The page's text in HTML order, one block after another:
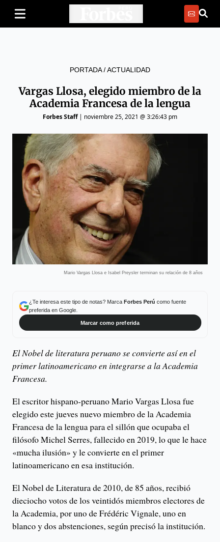
PORTADA/ACTUALIDAD
Vargas Llosa, elegido miembro de la
Academia Francesa de la lengua
Forbes Staff| noviembre 25, 2021 @ 3:26:43 pm
Mario Vargas Llosa e Isabel Preysler terminan su relación de 8 años
¿Te interesa este tipo de notas? Marca Forbes Perú como fuente
preferida en Google.
Marcar como preferida
El Nobel de literatura peruano se convierte así en el
primer latinoamericano en integrarse a la Academia
Francesa.
El escritor hispano-peruano Mario Vargas Llosa fue
elegido este jueves nuevo miembro de la Academia
Francesa de la lengua para el sillón que ocupaba el
filósofo Michel Serres, fallecido en 2019, lo que le hace
«mucha ilusión» y le convierte en el primer
latinoamericano en esa institución.
El Nobel de Literatura de 2010, de 85 años, recibió
dieciocho votos de los veintidós miembros electores de
la Academia, por uno de Frédéric Vignale, uno en
blanco y dos abstenciones, según precisó la institución.